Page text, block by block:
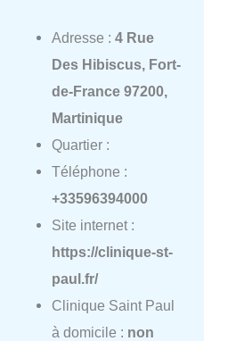
Adresse : 4 Rue
Des Hibiscus, Fort-
de-France 97200,
Martinique
Quartier :
Téléphone :
+33596394000
Site internet :
https://clinique-st-
paul.fr/
Clinique Saint Paul
à domicile : non